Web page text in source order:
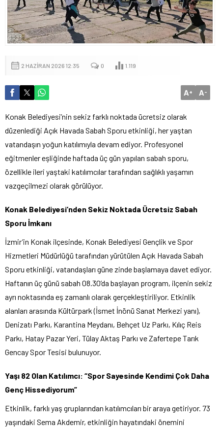
2 HAZIRAN 2026 12:35 0 1.119
A+ A-
Konak Belediyesi’nin sekiz farklı noktada ücretsiz olarak
düzenlediği Açık Havada Sabah Sporu etkinliği, her yaştan
vatandaşın yoğun katılımıyla devam ediyor. Profesyonel
eğitmenler eşliğinde haftada üç gün yapılan sabah sporu,
özellikle ileri yaştaki katılımcılar tarafından sağlıklı yaşamın
vazgeçilmezi olarak görülüyor.
Konak Belediyesi’nden Sekiz Noktada Ücretsiz Sabah
Sporu İmkanı
İzmir’in Konak ilçesinde, Konak Belediyesi Gençlik ve Spor
Hizmetleri Müdürlüğü tarafından yürütülen Açık Havada Sabah
Sporu etkinliği, vatandaşları güne zinde başlamaya davet ediyor.
Haftanın üç günü sabah 08.30’da başlayan program, ilçenin sekiz
ayrı noktasında eş zamanlı olarak gerçekleştiriliyor. Etkinlik
alanları arasında Kültürpark (İsmet İnönü Sanat Merkezi yanı),
Denizatı Parkı, Karantina Meydanı, Behçet Uz Parkı, Kılıç Reis
Parkı, Hatay Pazar Yeri, Tülay Aktaş Parkı ve Zafertepe Tarık
Gencay Spor Tesisi bulunuyor.
Yaşı 82 Olan Katılımcı: “Spor Sayesinde Kendimi Çok Daha
Genç Hissediyorum”
Etkinlik, farklı yaş gruplarından katılımcıları bir araya getiriyor. 73
yaşındaki Sema Akdemir, etkinliğin hayatındaki önemini